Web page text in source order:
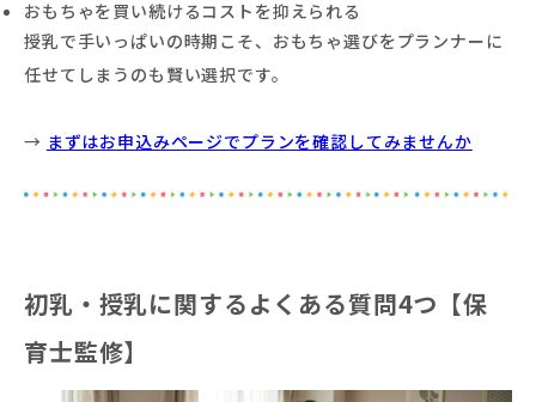
おもちゃを買い続けるコストを抑えられる
授乳で手いっぱいの時期こそ、おもちゃ選びをプランナーに
任せてしまうのも賢い選択です。
→ まずはお申込みページでプランを確認してみませんか
初乳・授乳に関するよくある質問4つ【保
育士監修】